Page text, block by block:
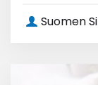
Suomen